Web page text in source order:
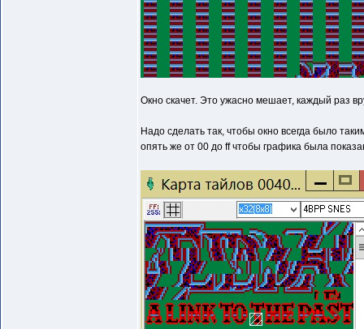
Окно скачет. Это ужасно мешает, каждый раз
Надо сделать так, чтобы окно всегда было
опять же от 00 до ff чтобы графика была